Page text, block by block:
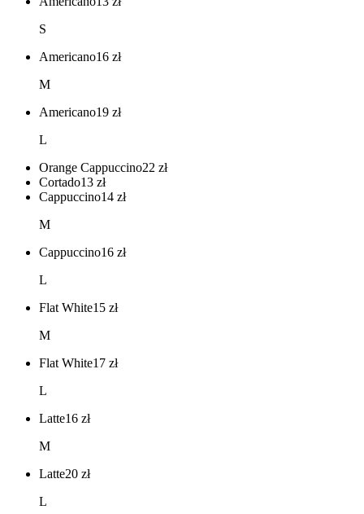
S
Americano16 zł
M
Americano19 zł
L
Orange Cappuccino22 zł
Cortado13 zł
Cappuccino14 zł
M
Cappuccino16 zł
L
Flat White15 zł
M
Flat White17 zł
L
Latte16 zł
M
Latte20 zł
L